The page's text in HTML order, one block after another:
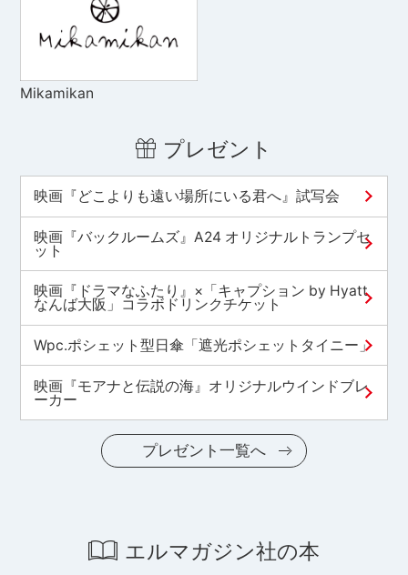
Mikamikan
プレゼント
映画『どこよりも遠い場所にいる君へ』試写会
映画『バックルームズ』A24 オリジナルトランプセ
ット
映画『ドラマなふたり』×「キャプション by Hyatt
なんば大阪」コラボドリンクチケット
Wpc.ポシェット型日傘「遮光ポシェットタイニー」
映画『モアナと伝説の海』オリジナルウインドブレ
ーカー
プレゼント一覧へ
エルマガジン社の本